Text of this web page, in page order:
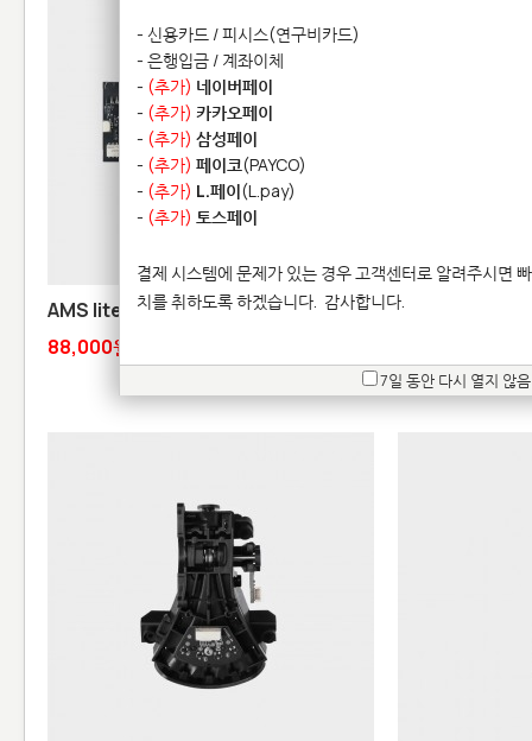
AMS lite Mainboard
88,000원
Bambu
64,000원
- 신용카드 / 피시스(연구비카드)
- 은행입금 / 계좌이체
- (추가) 네이버페이
- (추가) 카카오페이
- (추가) 삼성페이
- (추가) 페이코(PAYCO)
- (추가) L.페이(L.pay)
- (추가) 토스페이
결제 시스템에 문제가 있는 경우 고객센터로 알려주시면
치를 취하도록 하겠습니다. 감사합니다.
7일 동안 다시 열지 않음